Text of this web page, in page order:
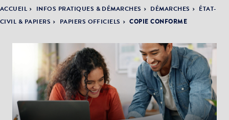
PRATIQUES &
DÉMARCHES
ACTUALITÉS &
ÉVÈNEMENTS
LA VILLE
DÉMOCRATIE
PARTICIPATIVE
ACCUEIL INFOS PRATIQUES & DÉMARCHES DÉMARCHES
ÉTAT-
CIVIL & PAPIERS
PAPIERS OFFICIELS COPIE CONFORME